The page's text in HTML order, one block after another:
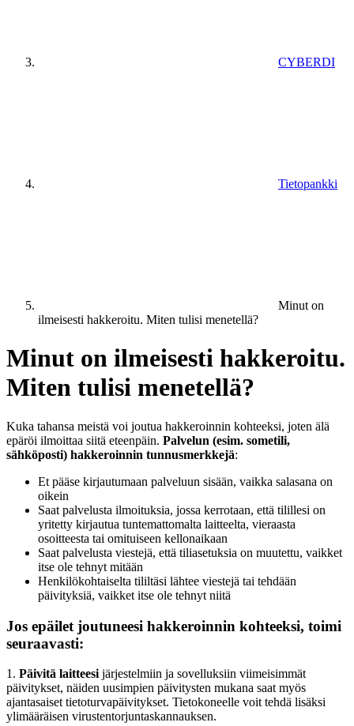
CYBERDI
Tietopankki
Minut on
ilmeisesti hakkeroitu. Miten tulisi menetellä?
Minut on ilmeisesti hakkeroitu.
Miten tulisi menetellä?
Kuka tahansa meistä voi joutua hakkeroinnin kohteeksi, joten älä
epäröi ilmoittaa siitä eteenpäin. Palvelun (esim. sometili,
sähköposti) hakkeroinnin tunnusmerkkejä:
Et pääse kirjautumaan palveluun sisään, vaikka salasana on
oikein
Saat palvelusta ilmoituksia, jossa kerrotaan, että tilillesi on
yritetty kirjautua tuntemattomalta laitteelta, vieraasta
osoitteesta tai omituiseen kellonaikaan
Saat palvelusta viestejä, että tiliasetuksia on muutettu, vaikket
itse ole tehnyt mitään
Henkilökohtaiselta tililtäsi lähtee viestejä tai tehdään
päivityksiä, vaikket itse ole tehnyt niitä
Jos epäilet joutuneesi hakkeroinnin kohteeksi, toimi
seuraavasti:
1. Päivitä laitteesi järjestelmiin ja sovelluksiin viimeisimmät
päivitykset, näiden uusimpien päivitysten mukana saat myös
ajantasaiset tietoturvapäivitykset. Tietokoneelle voit tehdä lisäksi
ylimääräisen virustentorjuntaskannauksen.